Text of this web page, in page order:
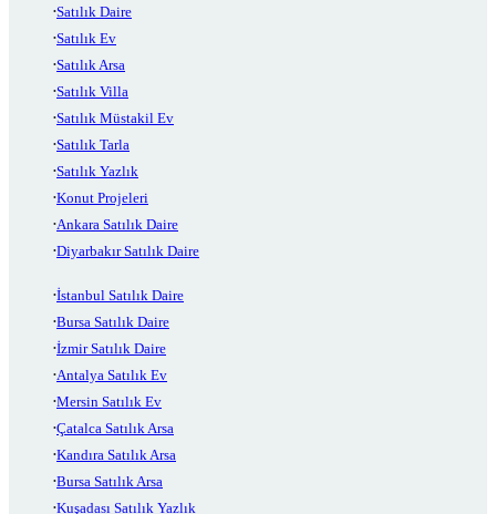
Satılık Daire
Satılık Ev
Satılık Arsa
Satılık Villa
Satılık Müstakil Ev
Satılık Tarla
Satılık Yazlık
Konut Projeleri
Ankara Satılık Daire
Diyarbakır Satılık Daire
İstanbul Satılık Daire
Bursa Satılık Daire
İzmir Satılık Daire
Antalya Satılık Ev
Mersin Satılık Ev
Çatalca Satılık Arsa
Kandıra Satılık Arsa
Bursa Satılık Arsa
Kuşadası Satılık Yazlık